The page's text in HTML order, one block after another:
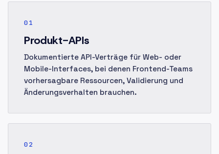
01
Produkt-APIs
Dokumentierte API-Verträge für Web- oder
Mobile-Interfaces, bei denen Frontend-Teams
vorhersagbare Ressourcen, Validierung und
Änderungsverhalten brauchen.
02